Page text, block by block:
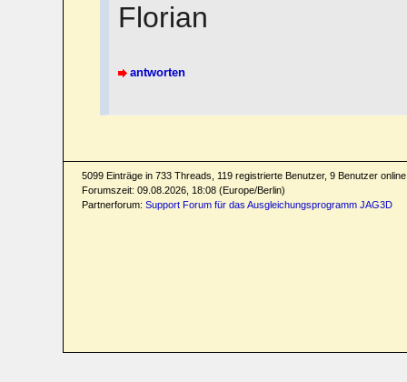
Florian
antworten
5099 Einträge in 733 Threads, 119 registrierte Benutzer, 9 Benutzer
Forumszeit: 09.08.2026, 18:08 (Europe/Berlin)
Partnerforum: Support Forum für das Ausgleichungsprogramm JAG3D